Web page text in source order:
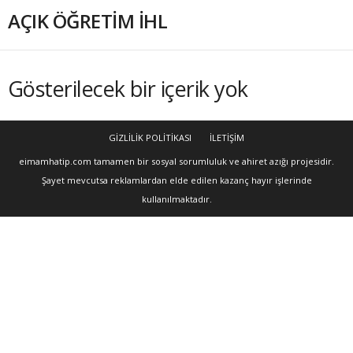
AÇIK ÖĞRETİM İHL
Gösterilecek bir içerik yok
GİZLİLİK POLİTİKASI
İLETİŞİM
eimamhatip.com tamamen bir sosyal sorumluluk ve ahiret azığı projesidir.
Şayet mevcutsa reklamlardan elde edilen kazanç hayır işlerinde
kullanılmaktadır.